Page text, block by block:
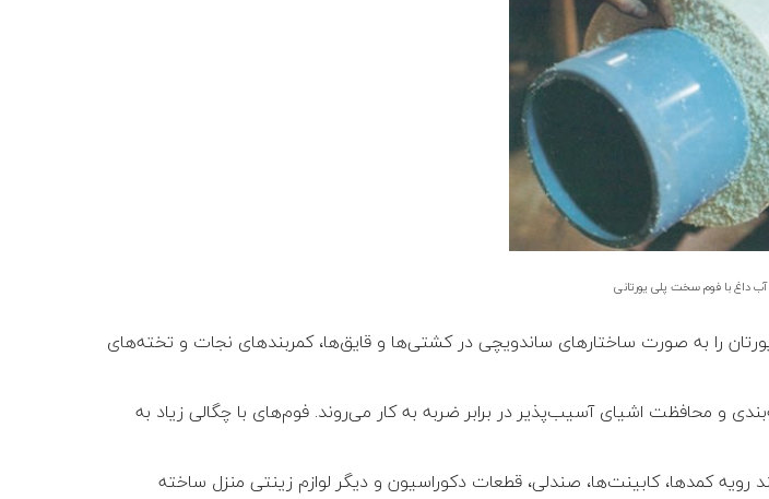
آب داغ با فوم سخت پلی یورتانی
را به صورت ساختار‏های ساندویچی در کشتی‏‌ها و قایق‌‏ها، کمربند‏های نجات و تخته‌‏های
محافظت اشیای آسیب‌پذیر در برابر ضربه به کار می‌روند. فوم‏‌های با چگالی زیاد به
کمد‏ها، کابینت‏‌ها، صندلی، قطعات دکوراسیون و دیگر لوازم زینتی منزل ساخته